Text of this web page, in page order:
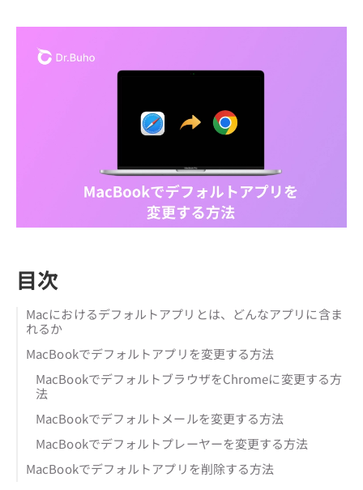
目次
Macにおけるデフォルトアプリとは、どんなアプリに含ま
れるか
MacBookでデフォルトアプリを変更する方法
MacBookでデフォルトブラウザをChromeに変更する方
法
MacBookでデフォルトメールを変更する方法
MacBookでデフォルトプレーヤーを変更する方法
MacBookでデフォルトアプリを削除する方法